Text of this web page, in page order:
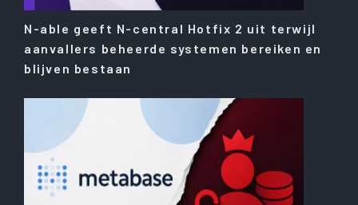
N-able geeft N-central Hotfix 2 uit terwijl
aanvallers beheerde systemen bereiken en
blijven bestaan